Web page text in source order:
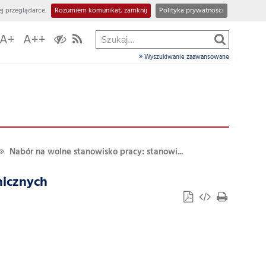
przeglądarce. Rozumiem komunikat, zamknij Polityka prywatności
A+ A++
Wyszukiwanie zaawansowane
Nabór na wolne stanowisko pracy: stanowi...